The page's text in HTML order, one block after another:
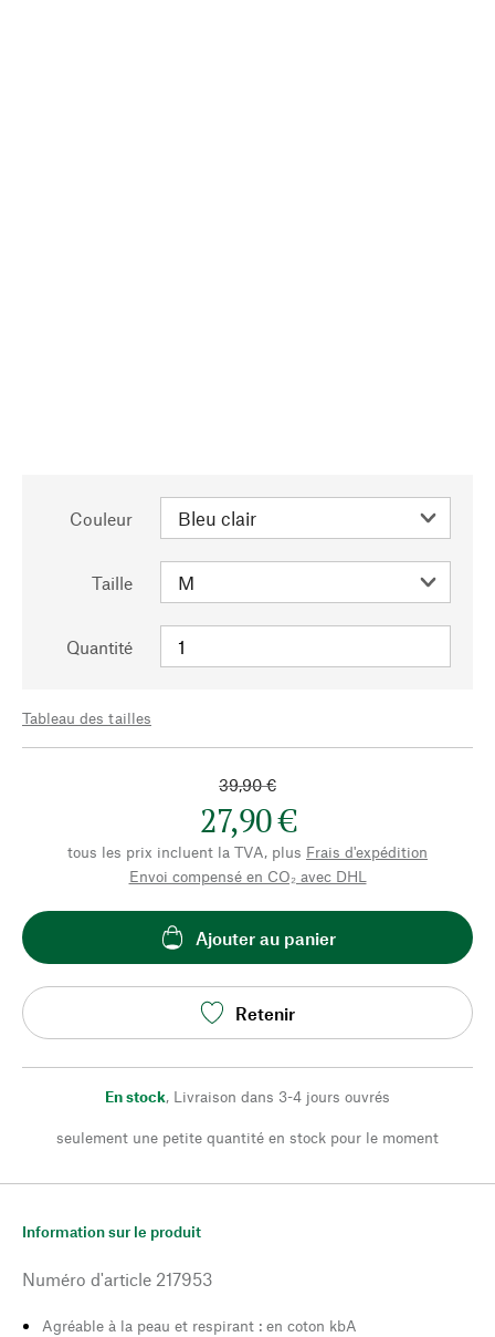
Couleur
Taille
Quantité
Tableau des tailles
39,90 €
27,90 €
tous les prix incluent la TVA, plus Frais d'expédition
Envoi compensé en CO₂ avec DHL
Ajouter au panier
Retenir
En stock, Livraison dans 3-4 jours ouvrés
seulement une petite quantité en stock pour le moment
Information sur le produit
Numéro d'article 217953
Agréable à la peau et respirant : en coton kbA